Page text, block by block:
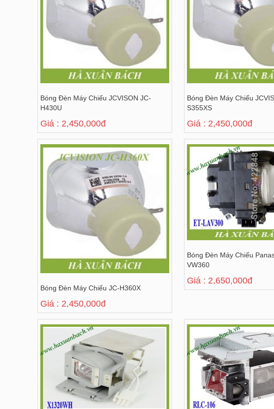
Bóng Đèn Máy Chiếu JCVISON JC-
H430U
Giá : 2,450,000đ
Bóng Đèn Máy Chiếu
S355XS
Giá : 2,450,000đ
Bóng Đèn Máy Chiếu JC-H360X
Giá : 2,450,000đ
Bóng Đèn Máy Chiếu
VW360
Giá : 2,650,000đ